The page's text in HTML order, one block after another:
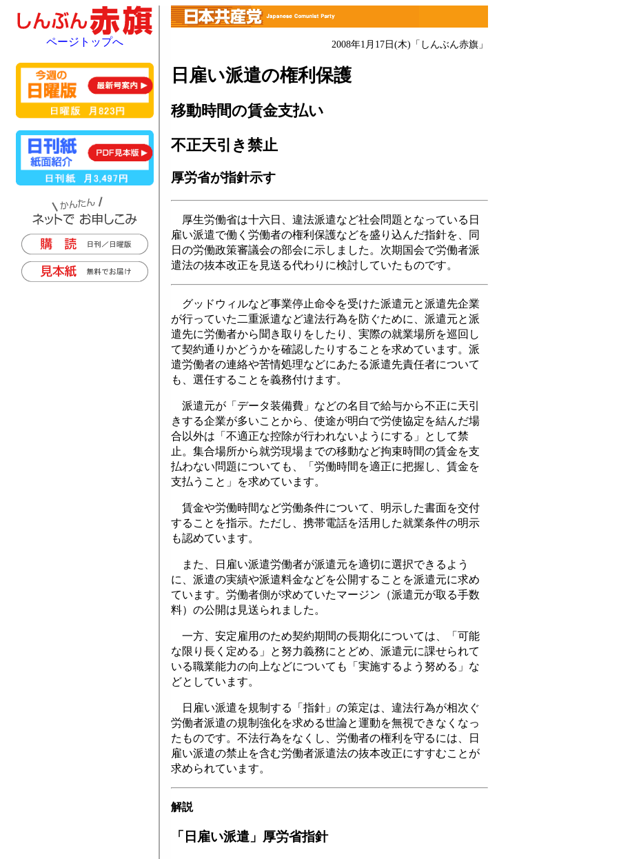
2008年1月17日(木) 「しんぶん赤旗」
日雇い派遣の権利保護
移動時間の賃金支払い
不正天引き禁止
厚労省が指針示す
厚生労働省は十六日、違法派遣など社会問題となっている日
雇い派遣で働く労働者の権利保護などを盛り込んだ指針を、同
日の労働政策審議会の部会に示しました。次期国会で労働者派
遣法の抜本改正を見送る代わりに検討していたものです。
グッドウィルなど事業停止命令を受けた派遣元と派遣先企業
が行っていた二重派遣など違法行為を防ぐために、派遣元と派
遣先に労働者から聞き取りをしたり、実際の就業場所を巡回し
て契約通りかどうかを確認したりすることを求めています。派
遣労働者の連絡や苦情処理などにあたる派遣先責任者について
も、選任することを義務付けます。
派遣元が「データ装備費」などの名目で給与から不正に天引
きする企業が多いことから、使途が明白で労使協定を結んだ場
合以外は「不適正な控除が行われないようにする」として禁
止。集合場所から就労現場までの移動など拘束時間の賃金を支
払わない問題についても、「労働時間を適正に把握し、賃金を
支払うこと」を求めています。
賃金や労働時間など労働条件について、明示した書面を交付
することを指示。ただし、携帯電話を活用した就業条件の明示
も認めています。
また、日雇い派遣労働者が派遣元を適切に選択できるよう
に、派遣の実績や派遣料金などを公開することを派遣元に求め
ています。労働者側が求めていたマージン（派遣元が取る手数
料）の公開は見送られました。
一方、安定雇用のため契約期間の長期化については、「可能
な限り長く定める」と努力義務にとどめ、派遣元に課せられて
いる職業能力の向上などについても「実施するよう努める」な
どとしています。
日雇い派遣を規制する「指針」の策定は、違法行為が相次ぐ
労働者派遣の規制強化を求める世論と運動を無視できなくなっ
たものです。不法行為をなくし、労働者の権利を守るには、日
雇い派遣の禁止を含む労働者派遣法の抜本改正にすすむことが
求められています。
解説
「日雇い派遣」厚労省指針
ページトップへ